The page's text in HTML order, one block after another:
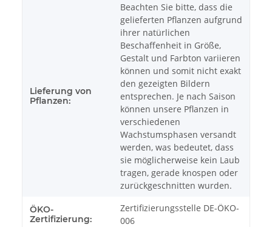
Lieferung von
Pflanzen:
Beachten Sie bitte, dass die
gelieferten Pflanzen aufgrund
ihrer natürlichen
Beschaffenheit in Größe,
Gestalt und Farbton variieren
können und somit nicht exakt
den gezeigten Bildern
entsprechen. Je nach Saison
können unsere Pflanzen in
verschiedenen
Wachstumsphasen versandt
werden, was bedeutet, dass
sie möglicherweise kein Laub
tragen, gerade knospen oder
zurückgeschnitten wurden.
ÖKO-
Zertifizierung:
Zertifizierungsstelle DE-ÖKO-
006